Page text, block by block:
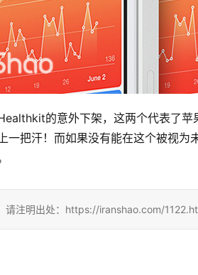
的意外下架，这两个代表了苹
一把汗！而如果没有能在这个被视为
请注明出处：https://iranshao.com/